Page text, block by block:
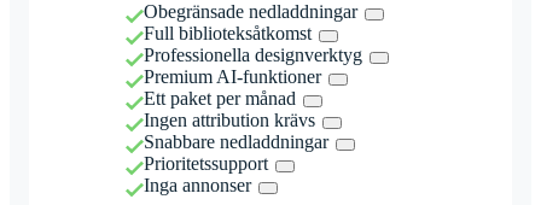
Obegränsade nedladdningar
Full biblioteksåtkomst
Professionella designverktyg
Premium AI-funktioner
Ett paket per månad
Ingen attribution krävs
Snabbare nedladdningar
Prioritetssupport
Inga annonser